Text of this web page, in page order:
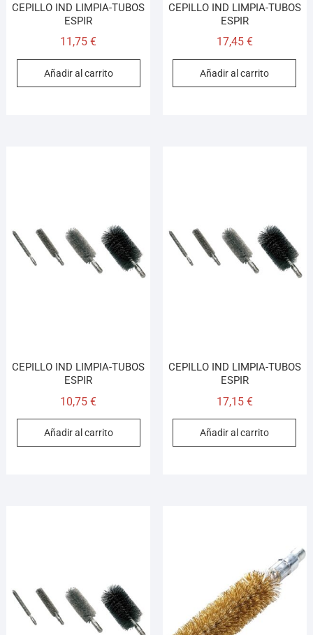
CEPILLO IND LIMPIA-TUBOS
ESPIR
11,75€
Añadir al carrito
CEPILLO IND LIMPIA-TUBOS
ESPIR
17,45 €
Añadir al carrito
CEPILLO IND LIMPIA-TUBOS
ESPIR
10,75€
Añadir al carrito
CEPILLO IND LIMPIA-TUBOS
ESPIR
17,15 €
Añadir al carrito